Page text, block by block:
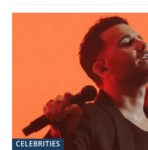
CELEBRITIES